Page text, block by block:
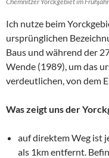
Ich nutze beim
ursprünglichen
Baus und während der
Wende (1989), um das
verdeutlichen, von dem
Was zeigt uns der
auf direktem Weg ist
als 1km entfernt.